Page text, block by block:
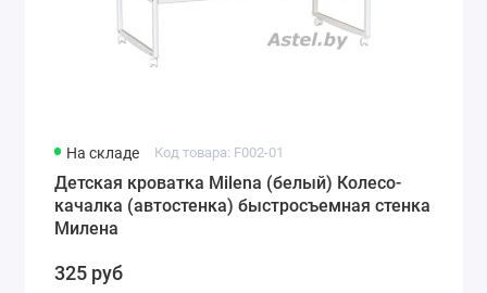
На складе Код товара: F002-01
Детская кроватка Milena (белый) Колесо-
качалка (автостенка) быстросъемная стенка
Милена
325 руб